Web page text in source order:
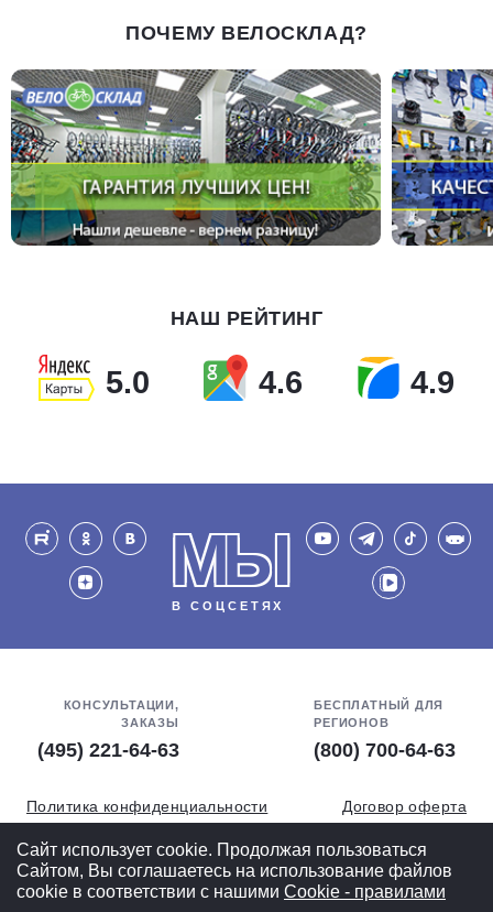
ПОЧЕМУ ВЕЛОСКЛАД?
НАШ РЕЙТИНГ
5.0 4.6 4.9
МЫ
В СОЦСЕТЯХ
КОНСУЛЬТАЦИИ,
ЗАКАЗЫ
(495) 221-64-63
БЕСПЛАТНЫЙ ДЛЯ
РЕГИОНОВ
(800) 700-64-63
Политика конфиденциальности
Договор оферта
Обработка персональных данных
СОУТ
Полная версия
Сайт использует cookie. Продолжая пользоваться
Сайтом, Вы соглашаетесь на использование файлов
cookie в соответствии с нашими Cookiе - правилами